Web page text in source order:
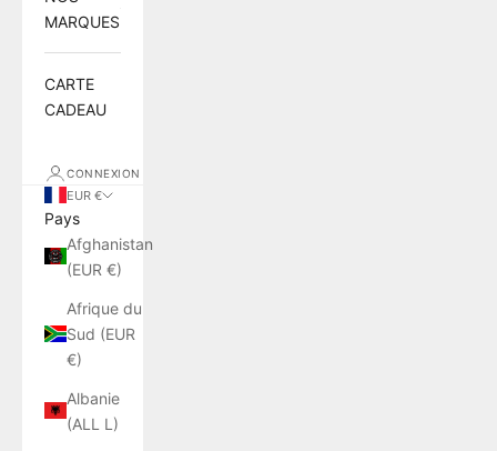
MARQUES
CARTE
CADEAU
CONNEXION
EUR €
Pays
Afghanistan
(EUR €)
Afrique du
Sud (EUR
€)
Albanie
(ALL L)